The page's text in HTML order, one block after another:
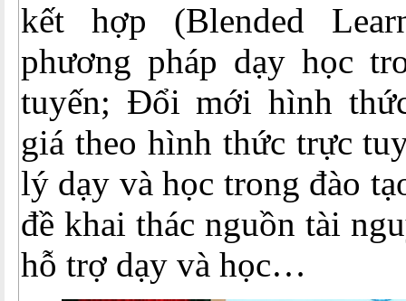
kết hợp (Blended
phương pháp dạy học
tuyến; Đổi mới hình
giá theo hình thức trực
lý dạy và học trong đào
đề khai thác nguồn tài
hỗ trợ dạy và học…